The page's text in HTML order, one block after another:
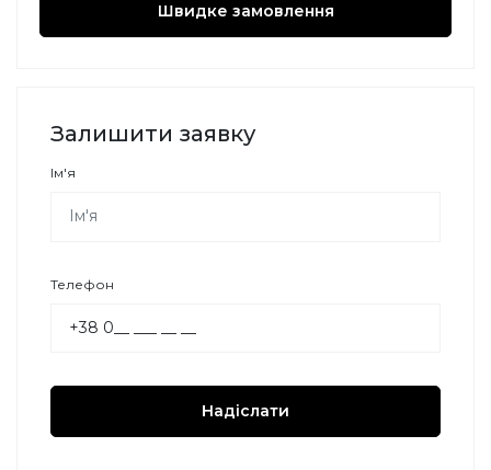
Швидке замовлення
Залишити заявку
Ім'я
Телефон
Надіслати